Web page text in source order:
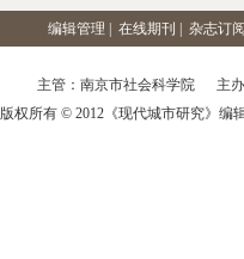
编辑管理 在线期刊 杂志订
主管：南京市社会科学院 主
版权所有 © 2012《现代城市研究》编